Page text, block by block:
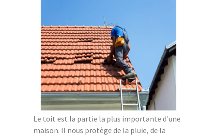
Le toit est la partie la plus importante d'une
maison. Il nous protège de la pluie, de la